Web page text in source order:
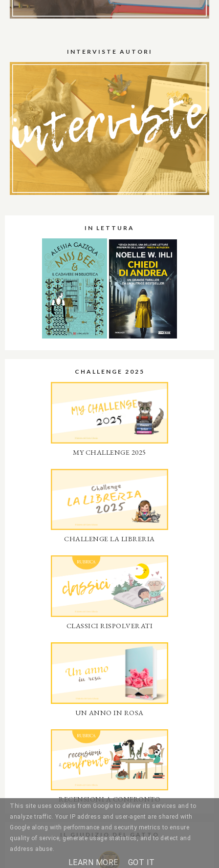
INTERVISTE AUTORI
IN LETTURA
CHALLENGE 2025
MY CHALLENGE 2025
CHALLENGE LA LIBRERIA
CLASSICI RISPOLVERATI
UN ANNO IN ROSA
RECENSIONI A CONFRONTO
IL GIUDIZIO DEL GATTO
This site uses cookies from Google to deliver its services and to
analyze traffic. Your IP address and user-agent are shared with
Google along with performance and security metrics to ensure
quality of service, generate usage statistics, and to detect and
address abuse.
LEARN MORE GOT IT